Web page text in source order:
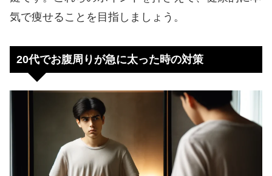
気で痩せることを目指しましょう。
20代でお腹周りが急に太った時の対策